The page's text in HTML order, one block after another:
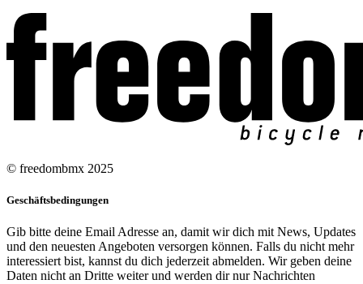
© freedombmx 2025
Geschäftsbedingungen
Gib bitte deine Email Adresse an, damit wir dich mit News, Updates
und den neuesten Angeboten versorgen können. Falls du nicht mehr
interessiert bist, kannst du dich jederzeit abmelden. Wir geben deine
Daten nicht an Dritte weiter und werden dir nur Nachrichten